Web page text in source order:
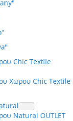
Chic Textile
Χωρου Chic Textile
Natural OUTLET